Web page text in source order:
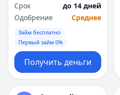
Срок
до 14 дней
Одобрение
Среднее
Займ бесплатно
Первый займ 0%
Получить деньги